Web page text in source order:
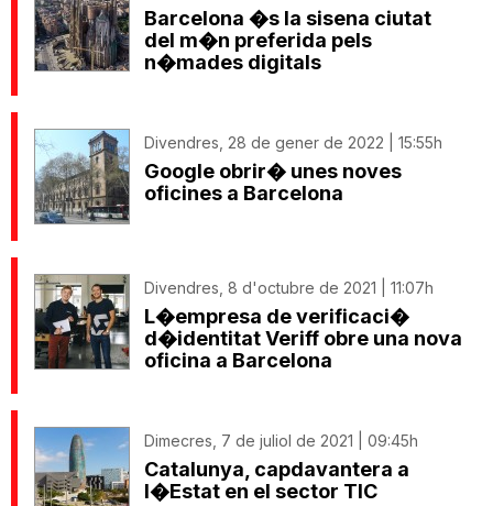
Barcelona �s la sisena ciutat
del m�n preferida pels
n�mades digitals
Divendres, 28 de gener de 2022 | 15:55h
Google obrir� unes noves
oficines a Barcelona
Divendres, 8 d'octubre de 2021 | 11:07h
L�empresa de verificaci�
d�identitat Veriff obre una nova
oficina a Barcelona
Dimecres, 7 de juliol de 2021 | 09:45h
Catalunya, capdavantera a
l�Estat en el sector TIC